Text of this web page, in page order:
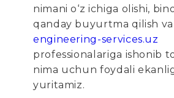
nimani o‘z ichiga olishi,
qanday buyurtma qilish
engineering-services.uz
professionalariga ishonib
nima uchun foydali
yuritamiz.